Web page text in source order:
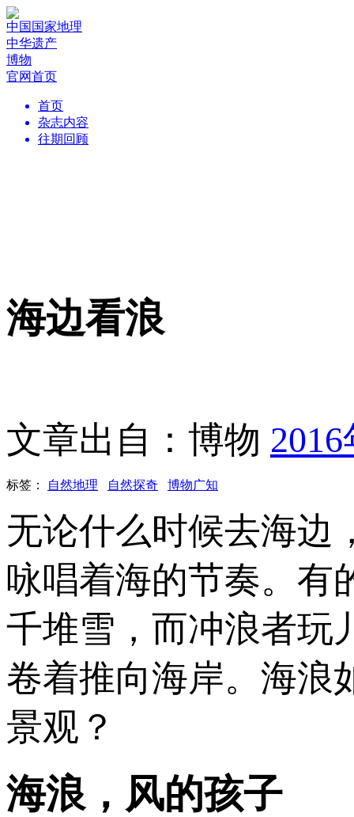
中国国家地理
中华遗产
博物
官网首页
首页
杂志内容
往期回顾
海边看浪
文章出自：博物
标签： 自然地理 自然探奇 博物广知
无论什么时候去海边
咏唱着海的节奏。有
千堆雪，而冲浪者玩
卷着推向海岸。海浪
景观？
海浪，风的孩子